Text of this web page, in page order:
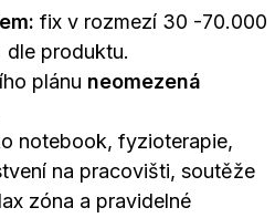
fix v rozmezí 30 -70.000
dle produktu.
plánu neomezená
notebook, fyzioterapie,
na pracovišti, soutěže
zóna a pravidelné